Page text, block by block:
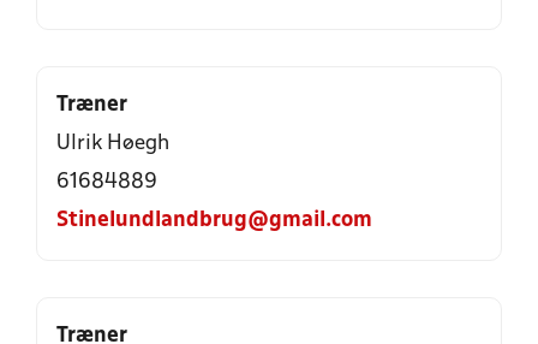
Træner
Ulrik Høegh
61684889
Stinelundlandbrug@gmail.com
Træner